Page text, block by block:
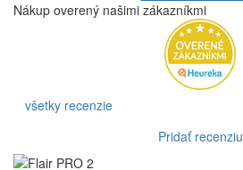
Nákup overený našimi zákazníkmi
všetky recenzie
Pridať recenziu